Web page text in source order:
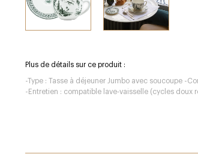
Plus de détails sur ce produit :
-Type : Tasse à déjeuner Jumbo avec soucoupe -
-Entretien : compatible lave‑vaisselle (cycles